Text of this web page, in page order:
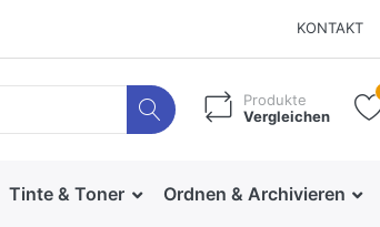
KONTAKT
Produkte
Vergleichen
Tinte & Toner Ordnen & Archivieren